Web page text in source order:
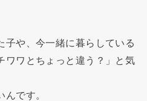
子や、今一緒に暮らしている
ワワとちょっと違う？」と気
です。